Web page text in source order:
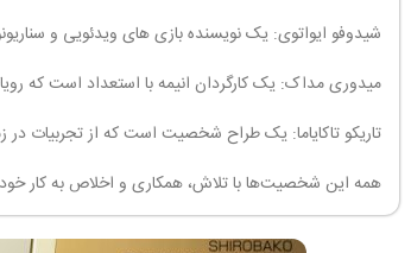
شیدوفو ایواتوی: یک نویسنده بازی های ویدئویی و
میدوری مداک: یک کارگردان انیمه با استعداد است که
تاریکو تاکایاما: یک طراح شخصیت است که از تجربیات
همه این شخصیت‌ها با تلاش، همکاری و اخلاص به کار